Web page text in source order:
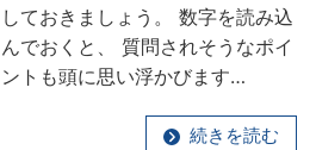
しておきましょう。 数字を読み込
んでおくと、 質問されそうなポイ
ントも頭に思い浮かびます…
続きを読む